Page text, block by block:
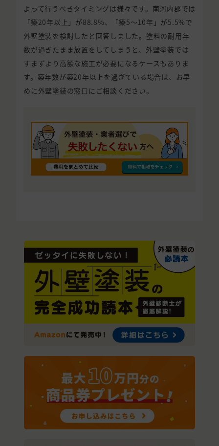
よって行うべきタイミングは様々です。南河内郡では
「築20年以上」が88.8%、「築5〜10年」が5.5%で
外壁塗装を検討したと回答しました。塗料の耐用年
数が過ぎたまま放置をしてしまうと、外壁塗装では
すまずより高額な施工が必要になるケースもありま
す。築年数が築20年以上を過ぎている場合は、お早
めに外壁塗装の窓口にご相談ください。